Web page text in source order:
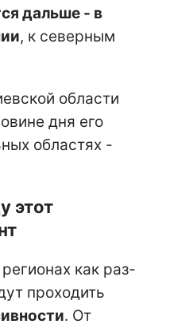
дальше - в
, к северным
области
дня его
областях -
этот
как раз-
проходить
. От